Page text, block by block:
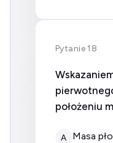
Pytanie 18
położeniu
A masa